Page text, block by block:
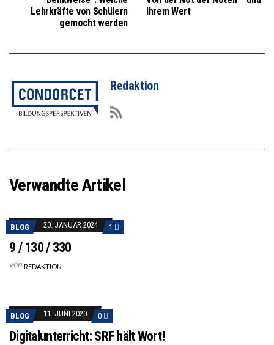
Lehrkräfte von Schülern
gemocht werden
ihrem Wert
Redaktion
Verwandte Artikel
BLOG 20. JANUAR 2024 1
9 / 130 / 330
von REDAKTION
BLOG 11. JUNI 2020 0
Digitalunterricht: SRF hält Wort!